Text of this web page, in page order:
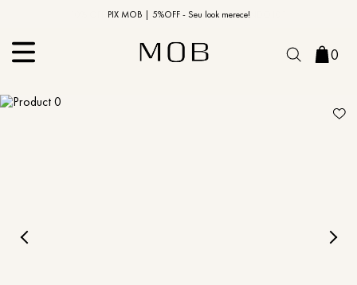
PIX MOB | 5%OFF - Seu look merece!
10% OFF na primeira compra | Cupom: BEMVINDO10*
0